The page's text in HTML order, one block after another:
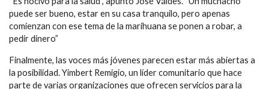
puede ser bueno, estar en su casa tranquilo, pero apenas
comienzan con ese tema de la marihuana se ponen a robar, a
pedir dinero”
Finalmente, las voces más jóvenes parecen estar más abiertas a
la posibilidad. Yimbert Remigio, un líder comunitario que hace
parte de varias organizaciones que ofrecen servicios para la